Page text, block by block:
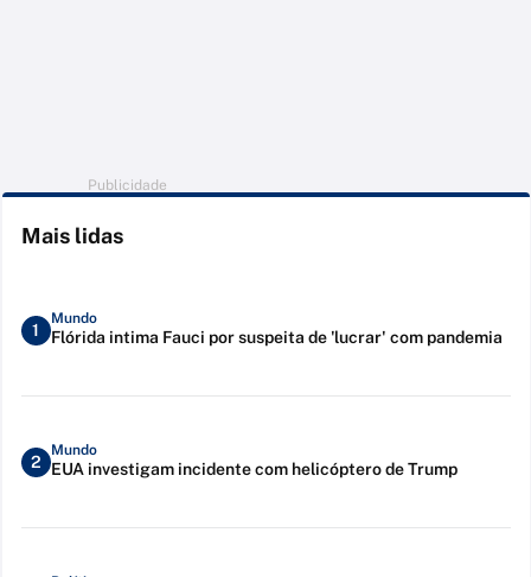
Publicidade
Mais lidas
1
Mundo
Flórida intima Fauci por suspeita de 'lucrar' com pandemia
2
Mundo
EUA investigam incidente com helicóptero de Trump